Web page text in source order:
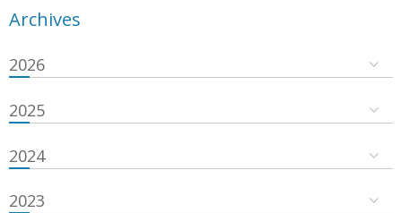
Archives
2026
2025
2024
2023